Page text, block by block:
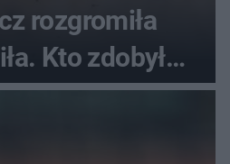
rozgromiła
Kto zdobył
punktów?